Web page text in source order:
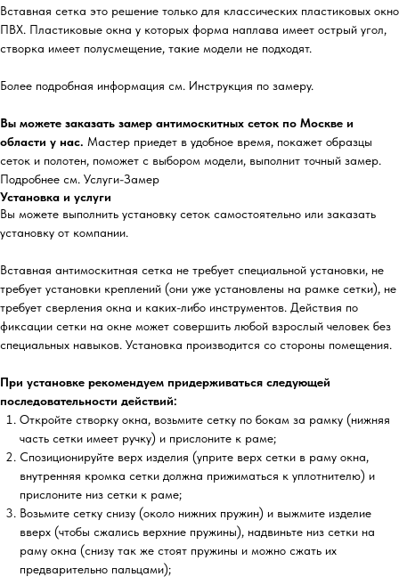
Вставная сетка это решение только для классических пластиковых окно
ПВХ. Пластиковые окна у которых форма наплава имеет острый угол,
створка имеет полусмещение, такие модели не подходят.
Более подробная информация см. Инструкция по замеру.
Вы можете заказать замер антимоскитных сеток по Москве и
области у нас. Мастер приедет в удобное время, покажет образцы
сеток и полотен, поможет с выбором модели, выполнит точный замер.
Подробнее см. Услуги-Замер
Установка и услуги
Вы можете выполнить установку сеток самостоятельно или заказать
установку от компании.
Вставная антимоскитная сетка не требует специальной установки, не
требует установки креплений (они уже установлены на рамке сетки), не
требует сверления окна и каких-либо инструментов. Действия по
фиксации сетки на окне может совершить любой взрослый человек без
специальных навыков. Установка производится со стороны помещения.
При установке рекомендуем придерживаться следующей
последовательности действий:
Откройте створку окна, возьмите сетку по бокам за рамку (нижняя
часть сетки имеет ручку) и прислоните к раме;
Спозиционируйте верх изделия (уприте верх сетки в раму окна,
внутренняя кромка сетки должна прижиматься к уплотнителю) и
прислоните низ сетки к раме;
Возьмите сетку снизу (около нижних пружин) и выжмите изделие
вверх (чтобы сжались верхние пружины), надвиньте низ сетки на
раму окна (снизу так же стоят пружины и можно сжать их
предварительно пальцами);